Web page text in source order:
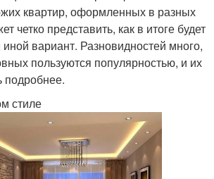
квартир, оформленных в разных
четко представить, как в итоге будет
иной вариант. Разновидностей много,
пользуются популярностью, и их
подробнее.
стиле